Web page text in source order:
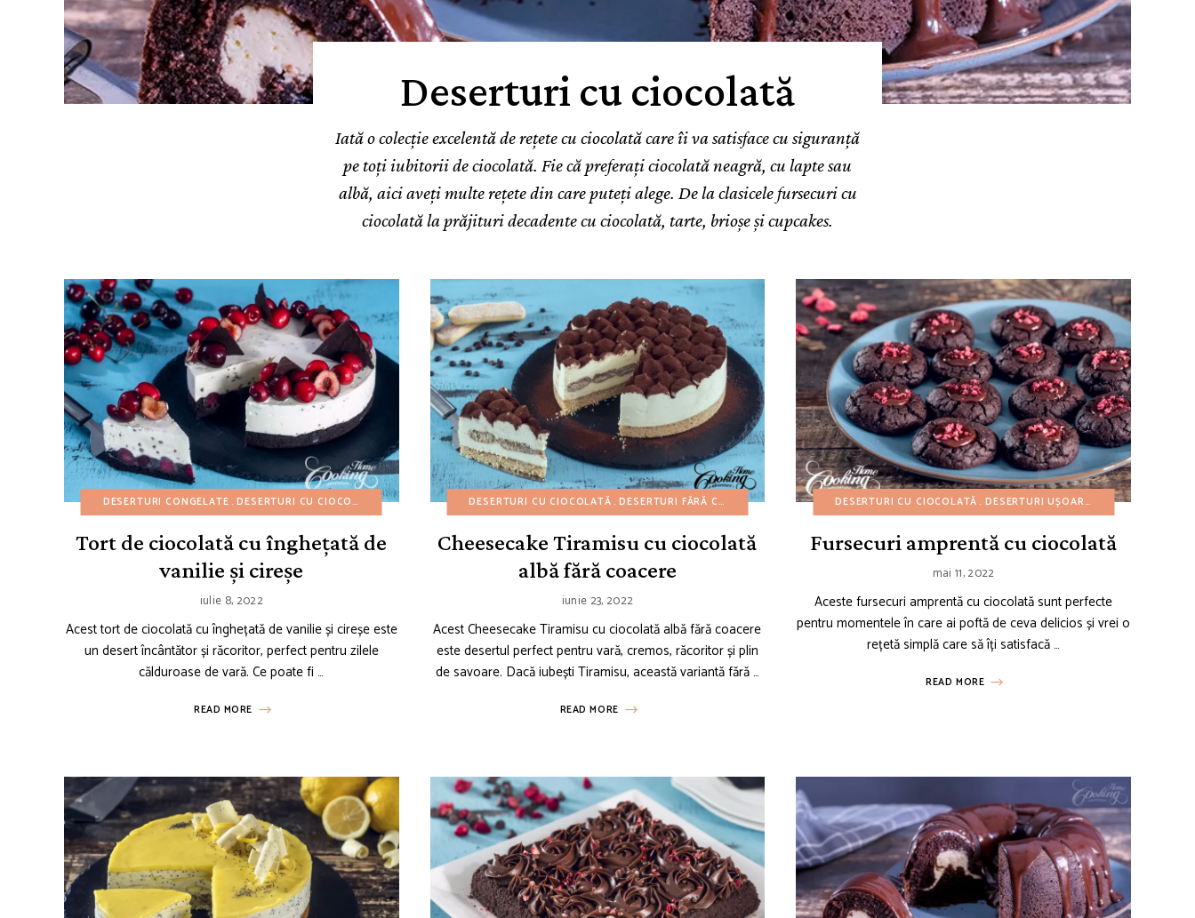
Deserturi cu ciocolată
Iată o colecție excelentă de rețete cu ciocolată care îi va satisface cu siguranță
pe toți iubitorii de ciocolată. Fie că preferați ciocolată neagră, cu lapte sau
albă, aici aveți multe rețete din care puteți alege. De la clasicele fursecuri cu
ciocolată la prăjituri decadente cu ciocolată, tarte, brioșe și cupcakes.
DESERTURI CONGELATE DESERTURI CU CIOCOLATĂ DESERTURI CU FRUCTE DESERTURI UȘOARE REȚETE AMERICANE REȚETE DE 4 IULIE REȚETE DE PAȘTI REȚETE DE PRIMĂVARĂ REȚETE DE VARĂ
Tort de ciocolată cu înghețată de
vanilie și cireșe
iulie 8, 2022
Acest tort de ciocolată cu înghețată de vanilie și cireșe este
un desert încântător și răcoritor, perfect pentru zilele
călduroase de vară. Ce poate fi …
READ MORE
DESERTURI CU CIOCOLATĂ DESERTURI FĂRĂ COACERE DESERTURI UȘOARE REȚETE AMERICANE REȚETE DE CHEESECAKE REȚETE DE
Cheesecake Tiramisu cu ciocolată
albă fără coacere
iunie 23, 2022
Acest Cheesecake Tiramisu cu ciocolată albă fără coacere
este desertul perfect pentru vară, cremos, răcoritor și plin
de savoare. Dacă iubești Tiramisu, această variantă fără …
READ MORE
DESERTURI CU CIOCOLATĂ DESERTURI UȘOARE MINI PRĂJITURI
Fursecuri amprentă cu ciocolată
mai 11, 2022
Aceste fursecuri amprentă cu ciocolată sunt perfecte
pentru momentele în care ai poftă de ceva delicios și vrei o
rețetă simplă care să îți satisfacă …
READ MORE